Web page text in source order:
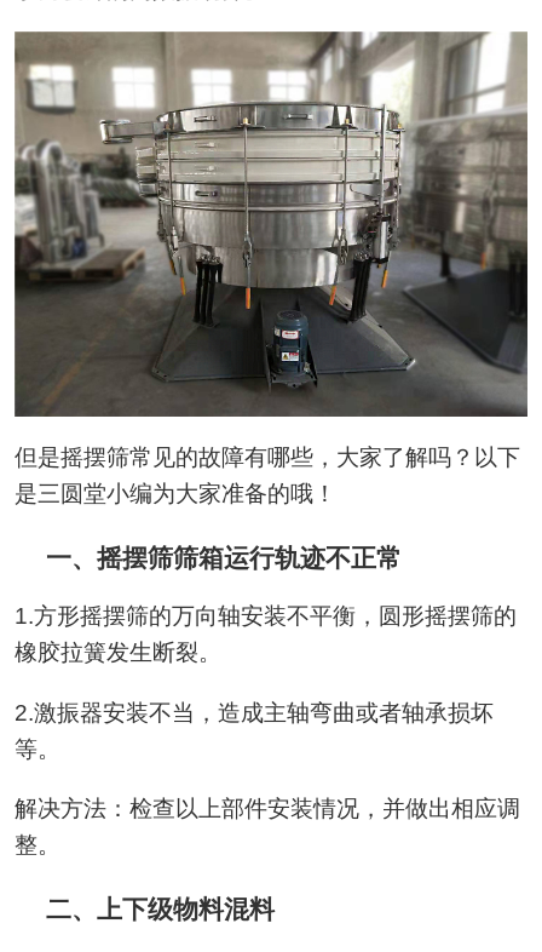
但是摇摆筛常见的故障有哪些，大家了解吗？以下
是三圆堂小编为大家准备的哦！
一、摇摆筛筛箱运行轨迹不正常
1.方形摇摆筛的万向轴安装不平衡，圆形摇摆筛的
橡胶拉簧发生断裂。
2.激振器安装不当，造成主轴弯曲或者轴承损坏
等。
解决方法：检查以上部件安装情况，并做出相应调
整。
二、上下级物料混料